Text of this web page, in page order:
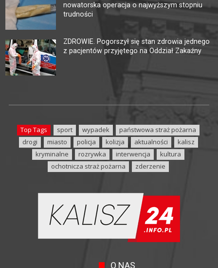
nowatorska operacja o najwyższym stopniu
trudności
ZDROWIE. Pogorszył się stan zdrowia jednego
z pacjentów przyjętego na Oddział Zakaźny
Top Tags sport wypadek
państwowa straż pożarna
drogi
miasto policja kolizja aktualności
kalisz
kryminalne
rozrywka interwencja
kultura
ochotnicza straż pożarna
zderzenie
O NAS